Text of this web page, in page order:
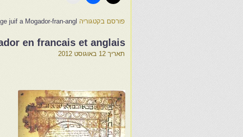
פורסם בקטגוריה juif a Mogador-fran-angl
en francais et anglais
תאריך 12 באוגוסט 2012